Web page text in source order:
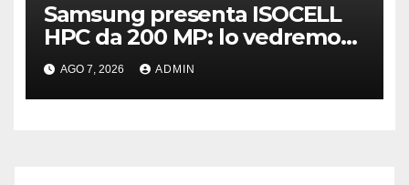
Samsung presenta ISOCELL
HPC da 200 MP: lo vedremo
sui Galaxy S27?
AGO 7, 2026 ADMIN